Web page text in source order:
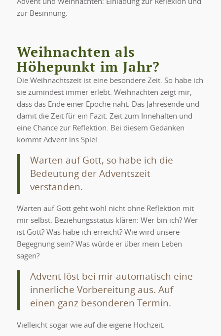
Advent und Weihnachten: Einladung zur Reflexion und
zur Besinnung.
Weihnachten als
Höhepunkt im Jahr?
Die Weihnachtszeit ist eine besondere Zeit. So habe ich
sie zumindest immer erlebt. Weihnachten zeigt mir,
dass das Ende einer Epoche naht. Das Jahresende und
damit die Zeit für ein Fazit. Zeit zum Innehalten und
eine Chance zur Reflektion. Bei diesem Gedanken
kommt Advent ins Spiel.
Warten auf Gott, so habe ich die
Bedeutung der Adventszeit
verstanden.
Warten auf Gott geht wohl nicht ohne Reflektion mit
mir selbst. Beziehungsstatus klären: Wer bin ich? Wer
ist Gott? Was habe ich erreicht? Wie wird unsere
Begegnung sein? Was würde er über mein Leben
sagen?
Advent löst bei mir automatisch eine
innerliche Vorbereitung aus. Auf
einen ganz besonderen Termin.
Vielleicht sogar wie auf die eigene Hochzeit.